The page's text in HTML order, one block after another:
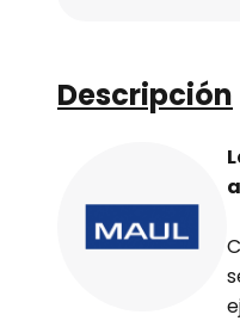
Descripción